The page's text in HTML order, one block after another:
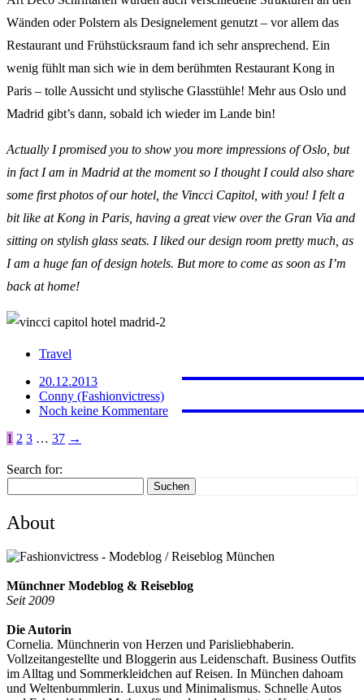
Wänden oder Polstern als Designelement genutzt – vor allem das
Restaurant und Frühstücksraum fand ich sehr ansprechend. Ein
wenig fühlt man sich wie in dem berühmten Restaurant Kong in
Paris – tolle Aussicht und stylische Glasstühle! Mehr aus Oslo und
Madrid gibt’s dann, sobald ich wieder im Lande bin!
Actually I promised you to show you more impressions of Oslo, but
in fact I am in Madrid at the moment so I thought I could also share
some first photos of our hotel, the Vincci Capitol, with you! I felt a
bit like at Kong in Paris, having a great view over the Gran Via and
sitting on stylish glass seats. I liked our design room pretty much, as
I am a huge fan of design hotels. But more to come as soon as I’m
back at home!
Travel
20.12.2013
Conny (Fashionvictress)
Noch keine Kommentare
1 2 3 … 37 →
Search for:
Suchen
About
Münchner Modeblog & Reiseblog
Seit 2009
Die Autorin
Cornelia. Münchnerin von Herzen und Parisliebhaberin.
Vollzeitangestellte und Bloggerin aus Leidenschaft. Business Outfits
im Alltag und Sommerkleidchen auf Reisen. In München dahoam
und Weltenbummlerin. Luxus und Minimalismus. Schnelle Autos